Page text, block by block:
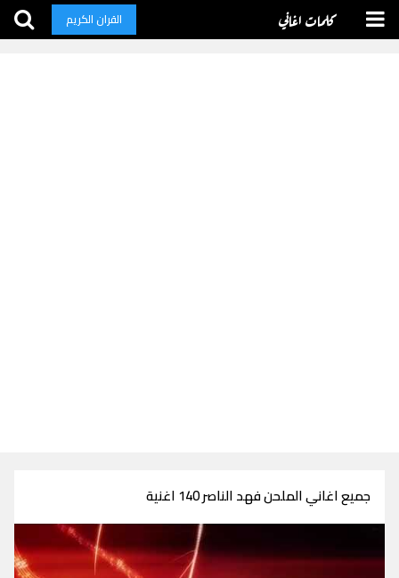
كلمات اغاني القران الكريم
جميع اغاني الملحن فهد الناصر 140 اغنية